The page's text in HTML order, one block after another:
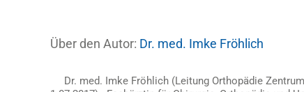
Über den Autor: Dr. med. Imke Fröhlich
Dr. med. Imke Fröhlich (Leitung Orthopädie